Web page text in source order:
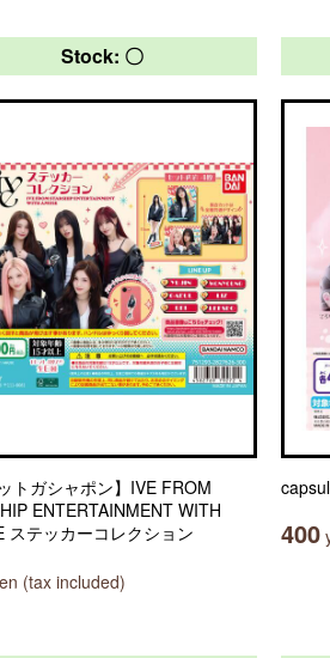
Stock: 〇
トガシャポン】IVE FROM
ENTERTAINMENT WITH
ステッカーコレクション
(tax included)
400